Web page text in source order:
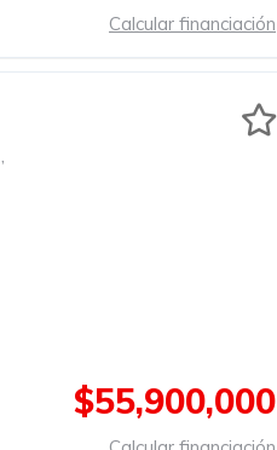
Calcular financiación
,
$55,900,000